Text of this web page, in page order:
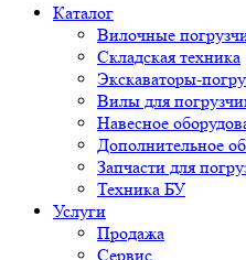
Каталог
Вилочные
Складская техника
Экскаваторы-
Вилы для
Навесное
Дополнительное
Запчасти для
Техника БУ
Услуги
Продажа
Сервис